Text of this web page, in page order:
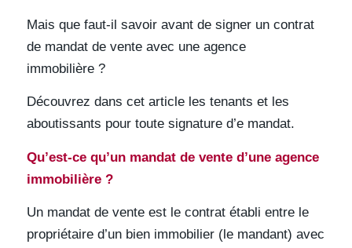
Mais que faut-il savoir avant de signer un contrat
de mandat de vente avec une agence
immobilière ?
Découvrez dans cet article les tenants et les
aboutissants pour toute signature d’e mandat.
Qu’est-ce qu’un mandat de vente d’une agence
immobilière ?
Un mandat de vente est le contrat établi entre le
propriétaire d’un bien immobilier (le mandant) avec